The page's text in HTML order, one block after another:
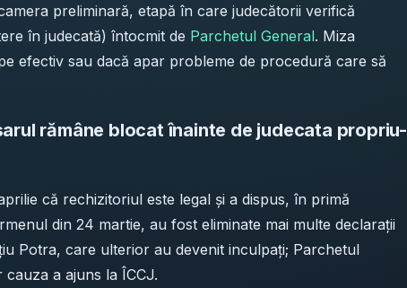
preliminară, etapă în care judecătorii verifică
în judecată) întocmit de Parchetul General. Miza
efectiv sau dacă apar probleme de procedură care să
rămâne blocat înainte de judecata propriu-
că rechizitoriul este legal și a dispus, în primă
din 24 martie, au fost eliminate mai multe declarații
Potra, care ulterior au devenit inculpați; Parchetul
a ajuns la ÎCCJ.